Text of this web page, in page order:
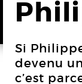
Si
devenu
c’est